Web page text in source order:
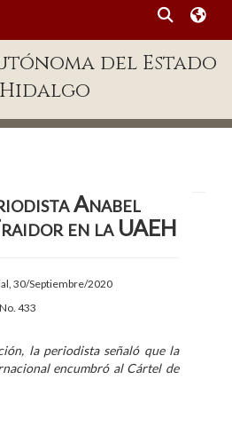
del Estado
Anabel
en la UAEH
30/Septiembre/2020
433
la periodista señaló que la
encumbró al Cártel de